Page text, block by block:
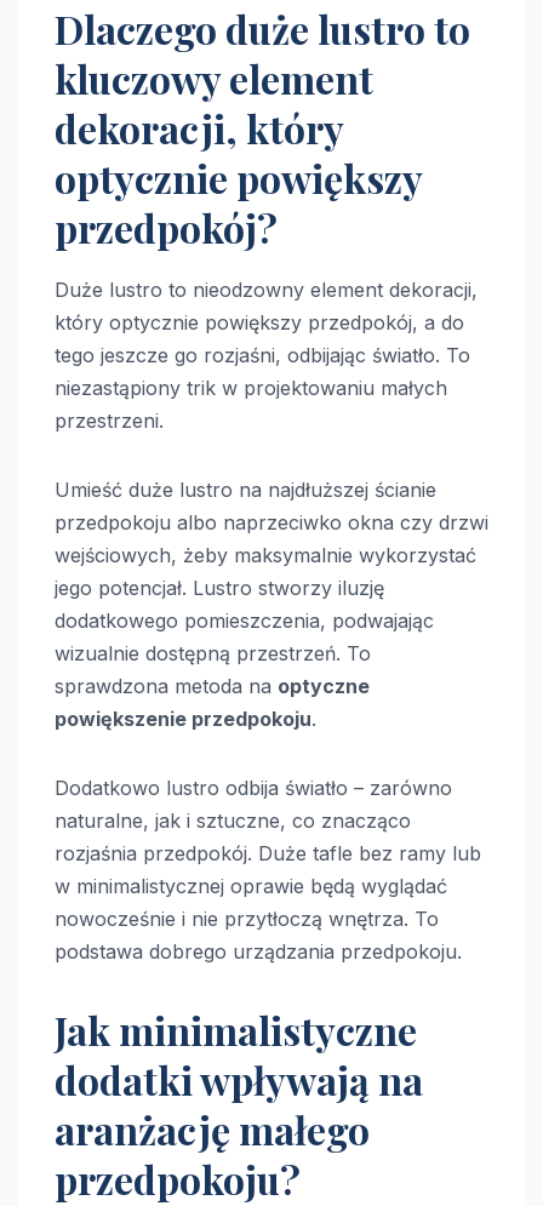
Dlaczego duże lustro to
kluczowy element
dekoracji, który
optycznie powiększy
przedpokój?
Duże lustro to nieodzowny element dekoracji,
który optycznie powiększy przedpokój, a do
tego jeszcze go rozjaśni, odbijając światło. To
niezastąpiony trik w projektowaniu małych
przestrzeni.
Umieść duże lustro na najdłuższej ścianie
przedpokoju albo naprzeciwko okna czy drzwi
wejściowych, żeby maksymalnie wykorzystać
jego potencjał. Lustro stworzy iluzję
dodatkowego pomieszczenia, podwajając
wizualnie dostępną przestrzeń. To
sprawdzona metoda na optyczne
powiększenie przedpokoju.
Dodatkowo lustro odbija światło – zarówno
naturalne, jak i sztuczne, co znacząco
rozjaśnia przedpokój. Duże tafle bez ramy lub
w minimalistycznej oprawie będą wyglądać
nowocześnie i nie przytłoczą wnętrza. To
podstawa dobrego urządzania przedpokoju.
Jak minimalistyczne
dodatki wpływają na
aranżację małego
przedpokoju?